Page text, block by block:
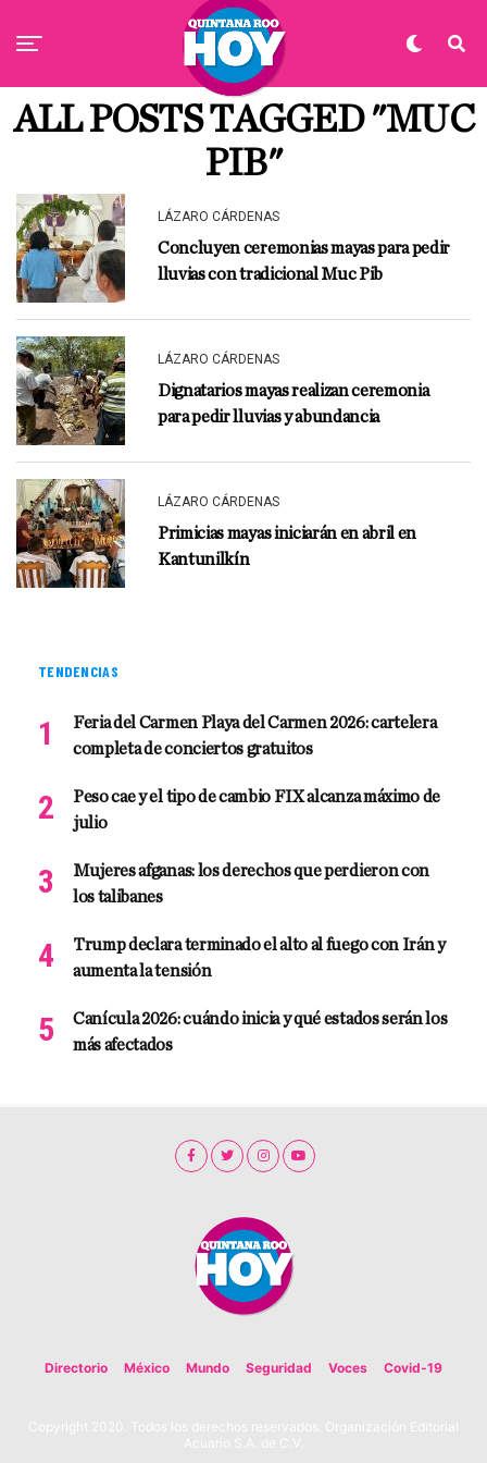
ALL POSTS TAGGED "MUC
PIB"
LÁZARO CÁRDENAS
Concluyen ceremonias mayas para pedir
lluvias con tradicional Muc Pib
LÁZARO CÁRDENAS
Dignatarios mayas realizan ceremonia
para pedir lluvias y abundancia
LÁZARO CÁRDENAS
Primicias mayas iniciarán en abril en
Kantunilkín
TENDENCIAS
Feria del Carmen Playa del Carmen 2026: cartelera
completa de conciertos gratuitos
Peso cae y el tipo de cambio FIX alcanza máximo de
julio
Mujeres afganas: los derechos que perdieron con
los talibanes
Trump declara terminado el alto al fuego con Irán y
aumenta la tensión
Canícula 2026: cuándo inicia y qué estados serán los
más afectados
Directorio México Mundo Seguridad Voces Covid-19